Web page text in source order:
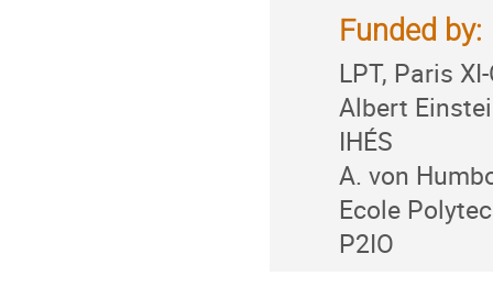
Funded by:
LPT, Paris
Albert
IHÉS
A. von
Ecole
P2IO